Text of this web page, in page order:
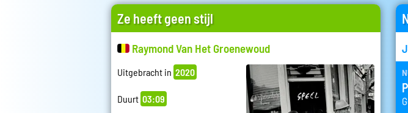
Ze heeft geen stijl
Raymond Van Het Groenewoud
Uitgebracht in 2020
Duurt 03:09